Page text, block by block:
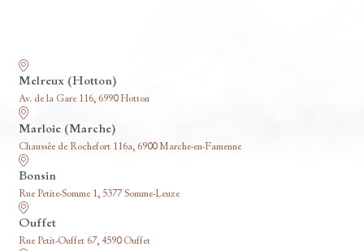
Melreux (Hotton)
Av. de la Gare 116, 6990 Hotton
Marloie (Marche)
Chaussée de Rochefort 116a, 6900 Marche-en-Famenne
Bonsin
Rue Petite-Somme 1, 5377 Somme-Leuze
Ouffet
Rue Petit-Ouffet 67, 4590 Ouffet